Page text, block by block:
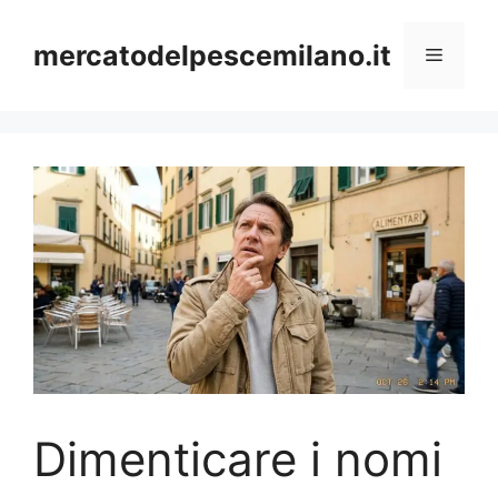
contenuto
mercatodelpescemilano.it Menu
Dimenticare i nomi